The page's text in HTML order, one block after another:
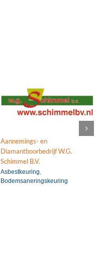
Aannemings- en
Diamantboorbedrijf W.G.
Schimmel B.V.
Asbestkeuring,
Bodemsaneringskeuring
Periodiek Medisch
Onderzoek (PMO)